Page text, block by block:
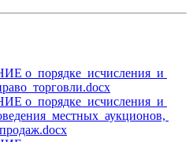
о порядке исчисления и
торговли.docx
о порядке исчисления и
местных аукционов,